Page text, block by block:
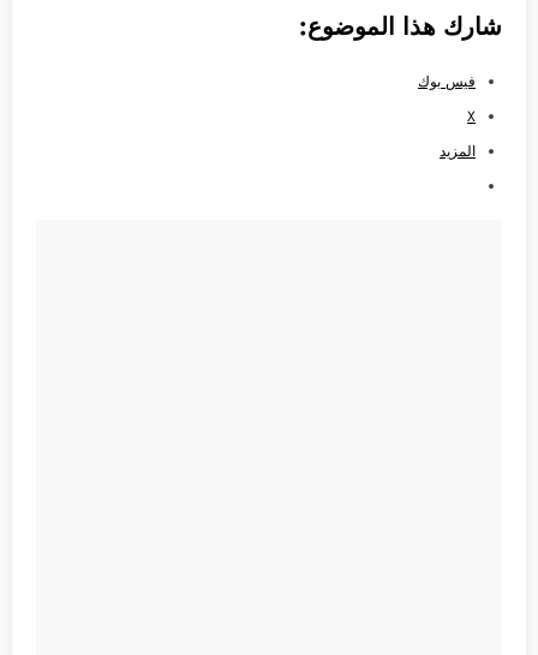
شارك هذا الموضوع:
فيس بوك
X
المزيد